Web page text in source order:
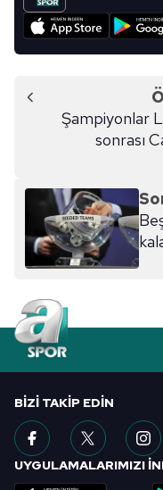
Şampiyonlar
sonrası
BIZI TAKIP EDIN
UYGULAMALARIMIZI